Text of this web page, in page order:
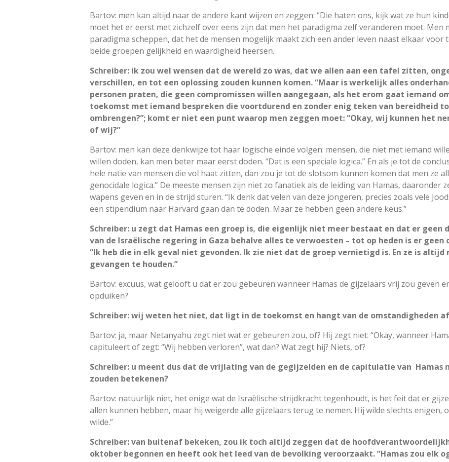
Bartov: men kan altijd naar de andere kant wijzen en zeggen: “Die haten ons, kijk wat ze hun
moet het er eerst met zichzelf over eens zijn dat men het paradigma zelf veranderen moet.
paradigma scheppen, dat het de mensen mogelijk maakt zich een ander leven naast elkaar
beide groepen gelijkheid en waardigheid heersen.
Schreiber: ik zou wel wensen dat de wereld zo was, dat we allen aan een tafel zitten,
verschillen, en tot een oplossing zouden kunnen komen. “Maar is werkelijk alles
personen praten, die geen compromissen willen aangegaan, als het erom gaat iemand
toekomst met iemand bespreken die voortdurend en zonder enig teken van bereidheid
ombrengen?”; komt er niet een punt waarop men zeggen moet: “Okay, wij kunnen het
of wij?”
Bartov: men kan deze denkwijze tot haar logische einde volgen: mensen, die niet met iemand
willen doden, kan men beter maar eerst doden. “Dat is een speciale logica.” En als je tot de
hele natie van mensen die vol haat zitten, dan zou je tot de slotsom kunnen komen dat men ze
genocidale logica.” De meeste mensen zijn niet zo fanatiek als de leiding van Hamas, daaronder
wapens geven en in de strijd sturen. “Ik denk dat velen van deze jongeren, precies zoals vele
een stipendium naar Harvard gaan dan te doden. Maar ze hebben geen andere keus.”
Schreiber: u zegt dat Hamas een groep is, die eigenlijk niet meer bestaat en dat er
van de Israëlische regering in Gaza behalve alles te verwoesten – tot op heden is er
“Ik heb die in elk geval niet gevonden. Ik zie niet dat de groep vernietigd is. En ze is
gevangen te houden.”
Bartov: excuus, wat gelooft u dat er zou gebeuren wanneer Hamas de gijzelaars vrij zou geven
opduiken?
Schreiber: wij weten het niet, dat ligt in de toekomst en hangt van de omstandigheden
Bartov: ja, maar Netanyahu zegt niet wat er gebeuren zou, of? Hij zegt niet: “Okay, wanneer
capituleert of zegt: “Wij hebben verloren”, wat dan? Wat zegt hij? Niets, of?
Schreiber: u meent dus dat de vrijlating van de gegijzelden en de capitulatie van Hamas
zouden betekenen?
Bartov: natuurlijk niet, het enige wat de Israëlische strijdkracht tegenhoudt, is het feit dat er
allen kunnen hebben, maar hij weigerde alle gijzelaars terug te nemen. Hij wilde slechts
wilde.”
Schreiber: van buitenaf bekeken, zou ik toch altijd zeggen dat de
oktober begonnen en heeft ook het leed van de bevolking veroorzaakt. “Hamas zou elk